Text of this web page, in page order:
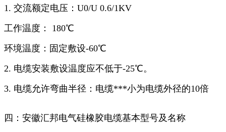
1. 交流额定电压：U0/U 0.6/1KV
工作温度： 180℃
环境温度：固定敷设-60℃
2. 电缆安装敷设温度应不低于-25℃。
3. 电缆允许弯曲半径：电缆***小为电缆外径的10倍
四：安徽汇邦电气硅橡胶电缆基本型号及名称